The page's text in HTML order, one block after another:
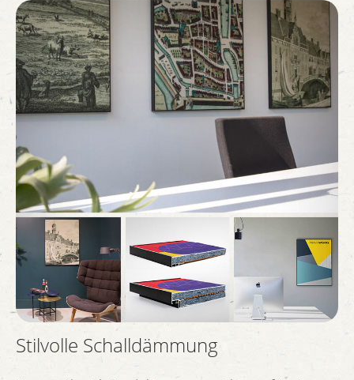
Stilvolle Schalldämmung